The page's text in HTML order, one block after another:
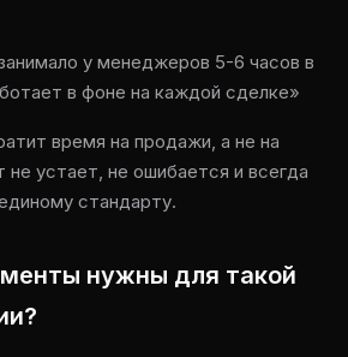
у менеджеров 5-6 часов в
в фоне на каждой сделке»
время на продажи, а не на
устает, не ошибается и всегда
стандарту.
нужны для такой